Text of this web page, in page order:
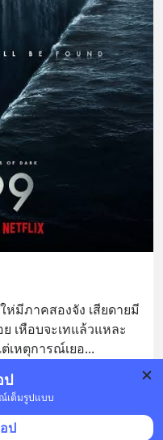
ป
เต็มรูปแบบ
ป
ห่มีภาคสองจัง เสียดายมี
เหือบจะเทแล้วแหละ
เหตุการณ์เยอ...
2